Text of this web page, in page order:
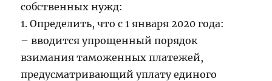
собственных нужд:
1. Определить, что с 1 января 2020 года:
– вводится упрощенный порядок
взимания таможенных платежей,
предусматривающий уплату единого